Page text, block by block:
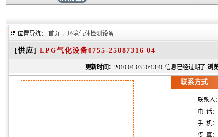
位置导航： 首页 → 环境气体检测设备
[供应] LPG气化设备0755-25887316 04
更新时间： 2010-04-03 20:13:40 信息已经过期了 浏
联系方式
联系人
电 话：
手 机：
传 真：